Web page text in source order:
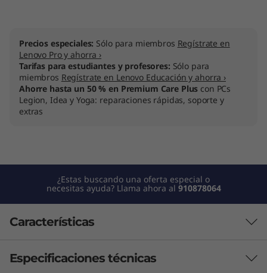
Precios especiales: Sólo para miembros Regístrate en
Lenovo Pro y ahorra ›
Tarifas para estudiantes y profesores: Sólo para
miembros Regístrate en Lenovo Educación y ahorra ›
Ahorre hasta un 50 % en Premium Care Plus con PCs
Legion, Idea y Yoga: reparaciones rápidas, soporte y
extras
¿Estas buscando una oferta especial o
necesitas ayuda? Llama ahora al 910878064
Características
Especificaciones técnicas